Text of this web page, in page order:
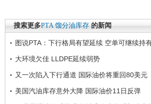
搜索更多PTA 馏分油库存 的新闻
图说PTA：下行格局有望延续 空单可继续持
大环境欠佳 LLDPE延续弱势
又一次陷入下行通道 国际油价将重回80美元
美国汽油库存意外大降 国际油价11日反弹